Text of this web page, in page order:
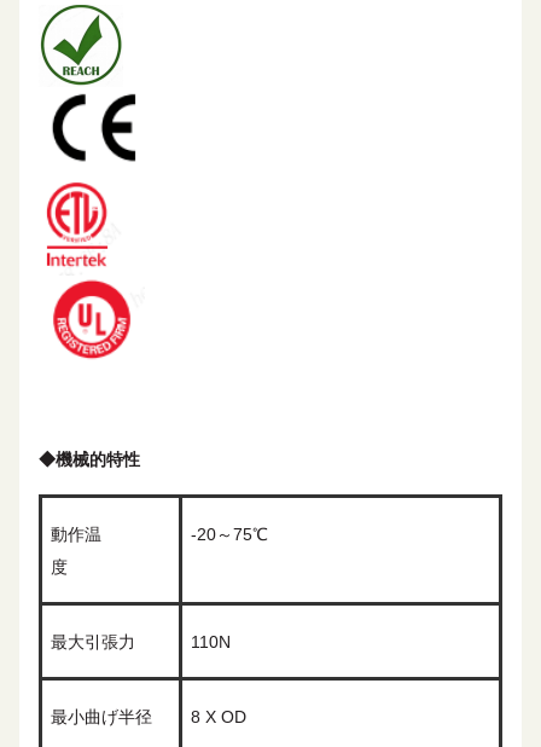
◆機械的特性
動作温
度
-20～75℃
最大引張力 110N
最小曲げ半径 8 X OD